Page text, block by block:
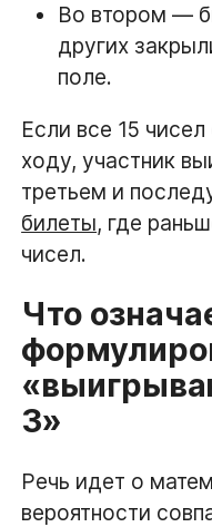
Во втором —
других
поле.
Если все 15
ходу, участник
третьем и
билеты, где
чисел.
Что
3»
Речь идет о
вероятности